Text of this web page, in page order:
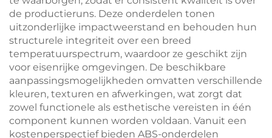
de productieruns. Deze onderdelen tonen
uitzonderlijke impactweerstand en behouden hun
structurele integriteit over een breed
temperatuurspectrum, waardoor ze geschikt zijn
voor eisenrijke omgevingen. De beschikbare
aanpassingsmogelijkheden omvatten verschillende
kleuren, texturen en afwerkingen, wat zorgt dat
zowel functionele als esthetische vereisten in één
component kunnen worden voldaan. Vanuit een
kostenperspectief bieden ABS-onderdelen